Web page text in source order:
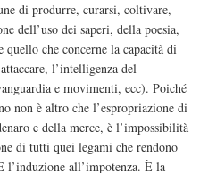
di produrre, curarsi, coltivare,
dell’uso dei saperi, della poesia,
che concerne la capacità di
l’intelligenza del
e movimenti, ecc). Poiché
non è altro che l’espropriazione di
e della merce, è l’impossibilità
di tutti quei legami che rendono
l’induzione all’impotenza. È la